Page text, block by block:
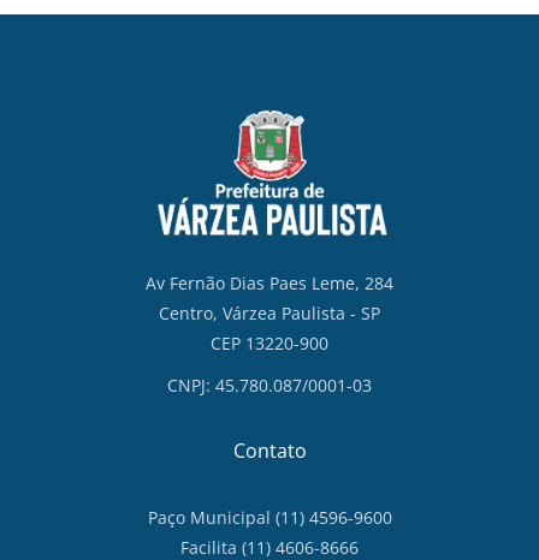
Av Fernão Dias Paes Leme, 284
Centro, Várzea Paulista - SP
CEP 13220-900
CNPJ: 45.780.087/0001-03
Contato
Paço Municipal (11) 4596-9600
Facilita (11) 4606-8666